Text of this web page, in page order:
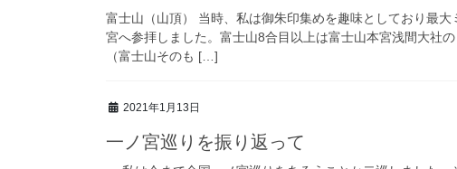
富士山（山頂） 当時、私は御朱印集めを趣味としており最
宮へ参拝しました。富士山8合目以上は富士山本宮浅間大社
（富士山そのも […]
2021年1月13日
一ノ宮巡りを振り返って